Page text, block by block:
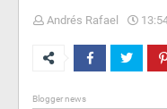
Andrés Rafael
Blogger news